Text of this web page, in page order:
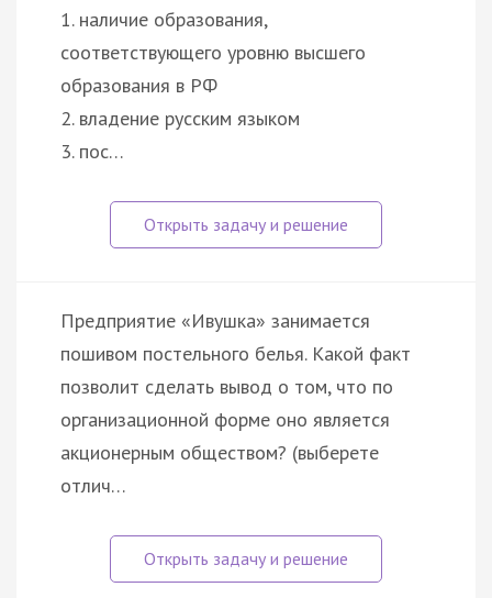
1. наличие образования,
соответствующего уровню высшего
образования в РФ
2. владение русским языком
3. пос…
Предприятие «Ивушка» занимается
пошивом постельного белья. Какой факт
позволит сделать вывод о том, что по
организационной форме оно является
акционерным обществом? (выберете
отлич…